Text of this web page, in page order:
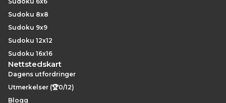
Sudoku 8x8
Sudoku 9x9
Sudoku 12x12
Sudoku 16x16
Nettstedskart
Dagens utfordringer
Utmerkelser (🏆0/12)
Blogg